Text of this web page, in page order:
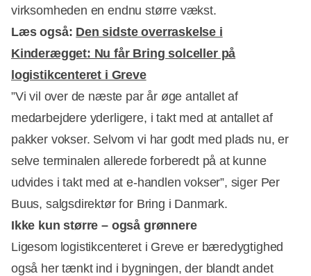
virksomheden en endnu større vækst.
Læs også: Den sidste overraskelse i
Kinderægget: Nu får Bring solceller på
logistikcenteret i Greve
”Vi vil over de næste par år øge antallet af
medarbejdere yderligere, i takt med at antallet af
pakker vokser. Selvom vi har godt med plads nu, er
selve terminalen allerede forberedt på at kunne
udvides i takt med at e-handlen vokser”, siger Per
Buus, salgsdirektør for Bring i Danmark.
Ikke kun større – også grønnere
Ligesom logistikcenteret i Greve er bæredygtighed
også her tænkt ind i bygningen, der blandt andet